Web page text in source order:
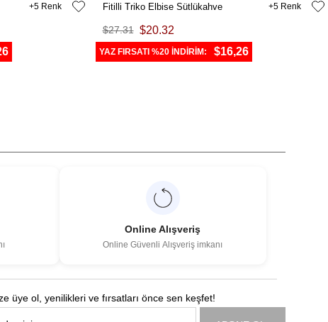
5 Fitilli Triko Elbise Sütlükahve
$20.32
$27.31
5
YAZ FIRSATI %20 İNDİRİM: $16,26
Online Alışveriş
Online Güvenli Alışveriş imkanı
üye ol, yenilikleri ve fırsatları önce sen keşfet!